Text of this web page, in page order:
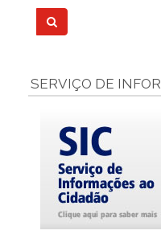
SERVIÇO DE